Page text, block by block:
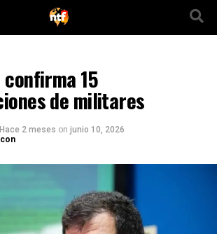
confirma 15
de militares
Hace 2 meses on junio 10, 2026